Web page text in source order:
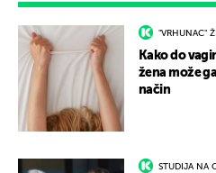
"VRHUNAC"
Kako do
žena može
način
STUDIJA NA